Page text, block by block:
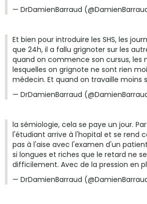
— DrDamienBarraud
Et bien pour introduire les SHS, les
que 24h, il a fallu grignoter sur les
quand on commence son cursus, les
lesquelles on grignote ne sont rien
médecin. Et quand on travaille moins
— DrDamienBarraud
la sémiologie, cela se paye un jour.
l'étudiant arrive à l'hopital et se rend
pas à l'aise avec l'examen d'un
si longues et riches que le retard ne
difficilement. Avec de la pression en
— DrDamienBarraud